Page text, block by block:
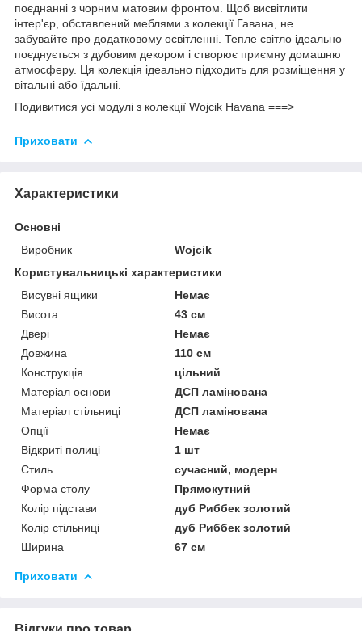
поєднанні з чорним матовим фронтом. Щоб висвітлити
інтер'єр, обставлений меблями з колекції Гавана, не
забувайте про додатковому освітленні. Тепле світло ідеально
поєднується з дубовим декором і створює приємну домашню
атмосферу. Ця колекція ідеально підходить для розміщення у
вітальні або їдальні.
Подивитися усі модулі з колекції Wojcik Havana ===>
Приховати
Характеристики
Основні
Виробник
Wojcik
Користувальницькі характеристики
Висувні ящики
Немає
Висота
43 см
Двері
Немає
Довжина
110 см
Конструкція
цільний
Матеріал основи
ДСП ламінована
Матеріал стільниці
ДСП ламінована
Опції
Немає
Відкриті полиці
1 шт
Стиль
сучасний, модерн
Форма столу
Прямокутний
Колір підстави
дуб Риббек золотий
Колір стільниці
дуб Риббек золотий
Ширина
67 см
Приховати